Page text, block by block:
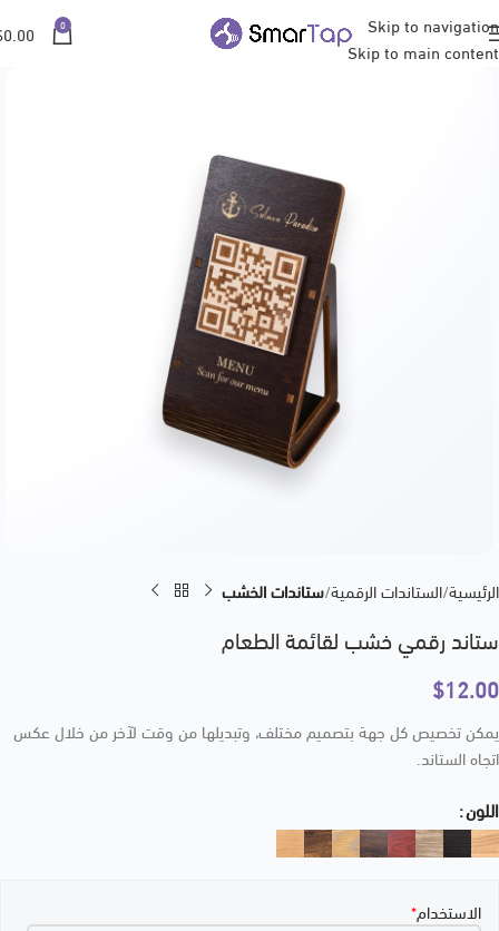
Skip to navigation
Skip to main content
0
0.00
الرئيسية الستاندات الرقمية ستاندات الخشب
ستاند رقمي خشب لقائمة الطعام
$12.00
يمكن تخصيص كل جهة بتصميم مختلف، وتبديلها من وقت لآخر من خلال عكس
اتجاه الستاند.
اللون
*الاستخدام